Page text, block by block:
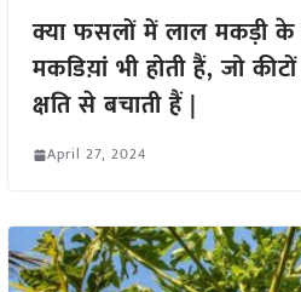
क्या फसलों में लाल मकड़ी के
मकडिय़ां भी होती हैं, जो
क्षति से बचाती हैं |
April 27, 2024